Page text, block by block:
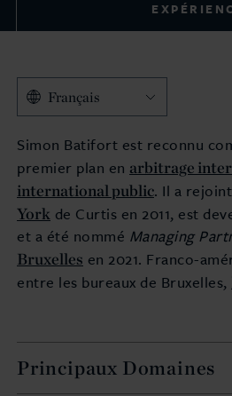
Français
Simon Batifort est reconnu
premier plan en arbitrage
international public. Il a
York de Curtis en 2011, est
et a été nommé Managing
Bruxelles en 2021. Franco-
entre les bureaux de Bruxelles,
Principaux Domaines